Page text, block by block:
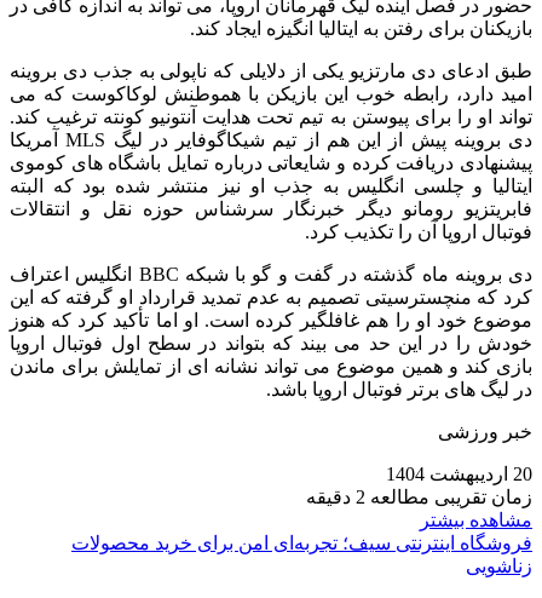
حضور در فصل آینده لیگ قهرمانان اروپا، می‌ تواند به اندازه کافی در
بازیکنان برای رفتن به ایتالیا انگیزه ایجاد کند.
طبق ادعای دی‌ مارتزیو یکی از دلایلی که ناپولی به جذب دی‌ بروینه
امید دارد، رابطه خوب این بازیکن با هموطنش لوکاکوست که می‌
تواند او را برای پیوستن به تیم تحت هدایت آنتونیو کونته ترغیب کند.
دی‌ بروینه پیش از این هم از تیم شیکاگوفایر در لیگ MLS آمریکا
پیشنهادی دریافت کرده و شایعاتی درباره تمایل باشگاه‌ های کوموی
ایتالیا و چلسی انگلیس به جذب او نیز منتشر شده بود که البته
فابریتزیو رومانو دیگر خبرنگار سرشناس حوزه نقل‌ و انتقالات
فوتبال اروپا آن را تکذیب کرد.
دی‌ بروینه ماه گذشته در گفت‌ و گو با شبکه BBC انگلیس اعتراف
کرد که منچسترسیتی تصمیم به عدم تمدید قرارداد او گرفته که این
موضوع خود او را هم غافلگیر کرده است. او اما تأکید کرد که هنوز
خودش را در این حد می‌ بیند که بتواند در سطح اول فوتبال اروپا
بازی کند و همین موضوع می‌ تواند نشانه‌ ای از تمایلش برای ماندن
در لیگ‌ های برتر فوتبال اروپا باشد.
خبر ورزشی
20 اردیبهشت 1404
زمان تقریبی مطالعه 2 دقیقه
مشاهده بیشتر
فروشگاه اینترنتی سیف؛ تجربه‌ای امن برای خرید محصولات
زناشویی